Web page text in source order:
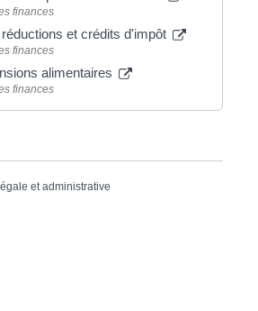
finances
et crédits d'impôt
finances
alimentaires
finances
et administrative